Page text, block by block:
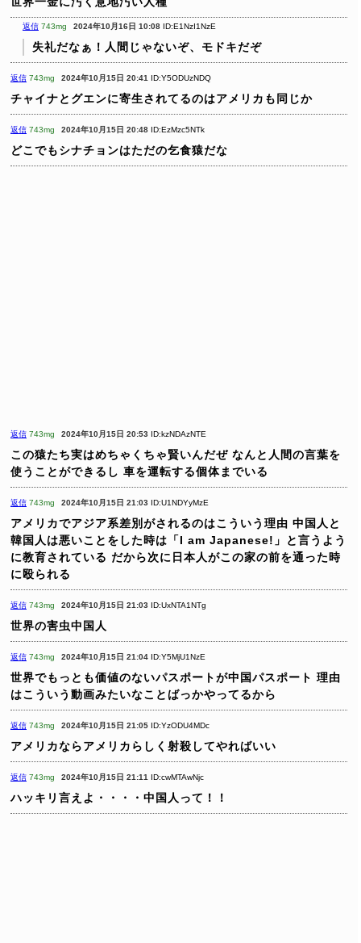
返信 743mg 2024年10月16日 10:08 ID:E1NzI1NzE
失礼だなぁ！人間じゃないぞ、モドキだぞ
返信 743mg 2024年10月15日 20:41 ID:Y5ODUzNDQ
チャイナとグエンに寄生されてるのはアメリカも同じか
返信 743mg 2024年10月15日 20:48 ID:EzMzc5NTk
どこでもシナチョンはただの乞食猿だな
返信 743mg 2024年10月15日 20:53 ID:kzNDAzNTE
この猿たち実はめちゃくちゃ賢いんだぜ なんと人間の言葉を
使うことができるし 車を運転する個体までいる
返信 743mg 2024年10月15日 21:03 ID:U1NDYyMzE
アメリカでアジア系差別がされるのはこういう理由 中国人と
韓国人は悪いことをした時は「I am Japanese!」と言うよう
に教育されている だから次に日本人がこの家の前を通った時
に殴られる
返信 743mg 2024年10月15日 21:03 ID:UxNTA1NTg
世界の害虫中国人
返信 743mg 2024年10月15日 21:04 ID:Y5MjU1NzE
世界でもっとも価値のないパスポートが中国パスポート 理由
はこういう動画みたいなことばっかやってるから
返信 743mg 2024年10月15日 21:05 ID:YzODU4MDc
アメリカならアメリカらしく射殺してやればいい
返信 743mg 2024年10月15日 21:11 ID:cwMTAwNjc
ハッキリ言えよ・・・・中国人って！！